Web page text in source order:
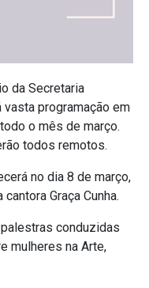
da Secretaria
vasta programação em
o mês de março.
todos remotos.
no dia 8 de março,
Graça Cunha.
conduzidas
mulheres na Arte,